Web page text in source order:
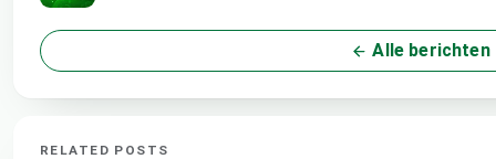
Alle berichten
RELATED POSTS